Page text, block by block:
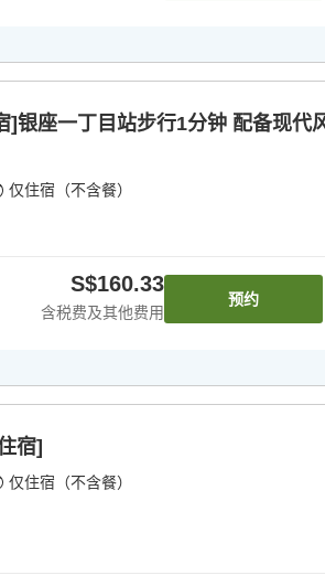
]银座一丁目站步行1分钟 配备现代
仅住宿（不含餐）
S$160.33
含税费及其他费用
预约
宿]
仅住宿（不含餐）